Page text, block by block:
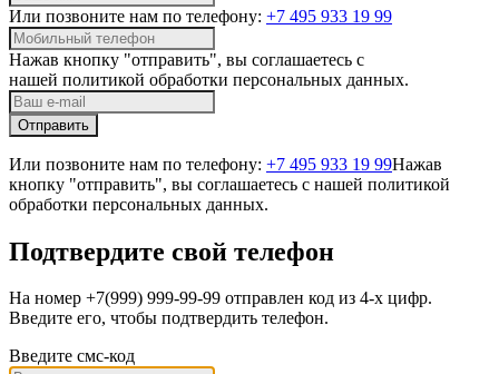
Или позвоните нам по телефону: +7 495 933 19 99
Нажав кнопку "отправить", вы соглашаетесь с
нашей политикой обработки персональных данных.
Отправить
Или позвоните нам по телефону: +7 495 933 19 99Нажав
кнопку "отправить", вы соглашаетесь с нашей политикой
обработки персональных данных.
Подтвердите свой телефон
На номер +7(999) 999-99-99 отправлен код из 4-х цифр.
Введите его, чтобы подтвердить телефон.
Введите смс-код